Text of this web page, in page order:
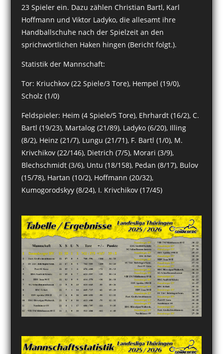
23 Spieler ein. Dazu zählen Christian Bartl, Karl
Hoffmann und Viktor Ladyko, die allesamt ihre
Handballschuhe nach der Spielzeit an den
sprichwörtlichen Haken hingen (Bericht folgt.).
Statistik der Mannschaft:
Tor: Kriuchkov (22 Spiele/3 Tore), Hempel (19/0),
Scholz (1/0)
Feldspieler: Heim (4 Spiele/5 Tore), Ehrhardt (16/2), C.
Bartl (19/23), Martalog (21/89), Ladyko (6/20), Illing
(8/2), Heinz (21/7), Lungu (21/71), F. Bartl (1/0), M.
Krivchikov (22/146), Dietrich (7/5), Morari (3/9),
Blechschmidt (3/6), Untu (18/158), Pedan (8/17), Bulov
(15/78), Hartan (10/2), Hoffmann (20/32),
Kumogorodskyy (8/24), I. Krivchikov (17/45)